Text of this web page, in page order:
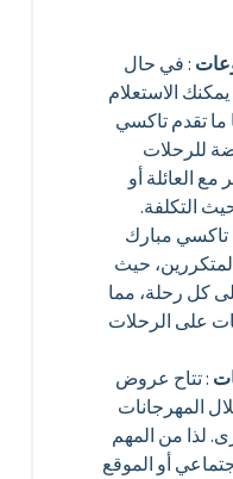
: في حال
الاستعلام
تقدم تاكسي
للرحلات
العائلة أو
التكلفة.
مبارك
حيث
كل رحلة، مما
على الرحلات
: تتاح عروض
المهرجانات
لذا من المهم
أو الموقع